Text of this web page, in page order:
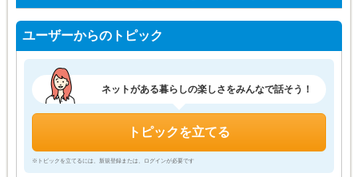
ユーザーからのトピック
ネットがある暮らしの楽しさをみんなで話そう！
トピックを立てる
※トピックを立てるには、新規登録または、ログインが必要です